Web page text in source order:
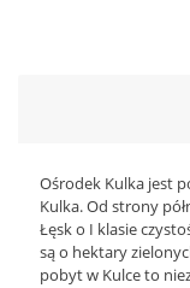
Ośrodek Kulka jest
Kulka. Od strony
Łęsk o I klasie
są o hektary
pobyt w Kulce to